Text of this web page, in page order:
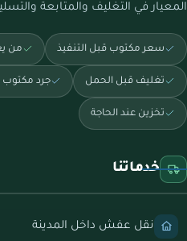
المعيار في التغليف والمتابعة
سعر مكتوب قبل التنفيذ من
تغليف قبل الحمل جرد
تخزين عند الحاجة
خدماتنا
نقل عفش داخل المدينة